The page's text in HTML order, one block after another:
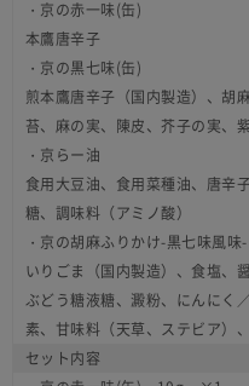
・京の赤一味(缶)
本鷹唐辛子
・京の黒七味(缶)
煎本鷹唐辛子（国内製造）、胡
苔、麻の実、陳皮、芥子の実、
・京らー油
食用大豆油、食用菜種油、唐辛
糖、調味料（アミノ酸）
・京の胡麻ふりかけ-黒七味風味-
いりごま（国内製造）、食塩、
ぶどう糖液糖、澱粉、にんにく
素、甘味料（天草、ステビア）
セット内容